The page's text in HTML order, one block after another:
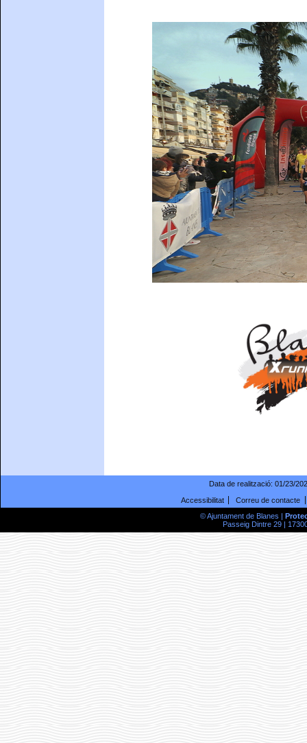
Data de realització: 01/23/
Accessibilitat
Correu de contacte
© Ajuntament de Blanes |
Passeig Dintre 29 |